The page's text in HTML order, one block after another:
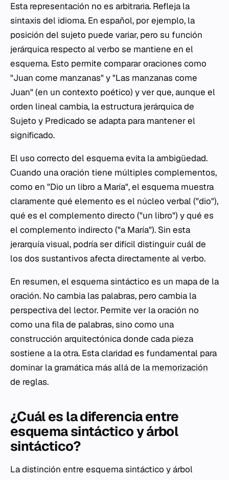
Esta representación no es arbitraria. Refleja la
sintaxis del idioma. En español, por ejemplo, la
posición del sujeto puede variar, pero su función
jerárquica respecto al verbo se mantiene en el
esquema. Esto permite comparar oraciones como
"Juan come manzanas" y "Las manzanas come
Juan" (en un contexto poético) y ver que, aunque el
orden lineal cambia, la estructura jerárquica de
Sujeto y Predicado se adapta para mantener el
significado.
El uso correcto del esquema evita la ambigüedad.
Cuando una oración tiene múltiples complementos,
como en "Dio un libro a María", el esquema muestra
claramente qué elemento es el núcleo verbal ("dio"),
qué es el complemento directo ("un libro") y qué es
el complemento indirecto ("a María"). Sin esta
jerarquía visual, podría ser difícil distinguir cuál de
los dos sustantivos afecta directamente al verbo.
En resumen, el esquema sintáctico es un mapa de la
oración. No cambia las palabras, pero cambia la
perspectiva del lector. Permite ver la oración no
como una fila de palabras, sino como una
construcción arquitectónica donde cada pieza
sostiene a la otra. Esta claridad es fundamental para
dominar la gramática más allá de la memorización
de reglas.
¿Cuál es la diferencia entre
esquema sintáctico y árbol
sintáctico?
La distinción entre esquema sintáctico y árbol